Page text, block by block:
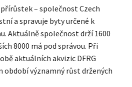
– společnost Czech
a spravuje byty určené k
Aktuálně společnost drží 1600
8000 má pod správou. Při
aktuálních akvizic DFRG
období významný růst držených